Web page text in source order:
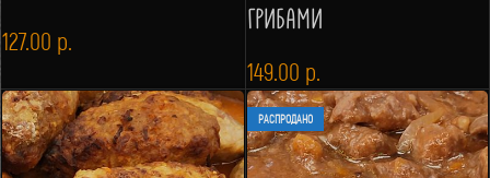
127.00 р.
ГРИБАМИ
149.00 р.
РАСПРОДАНО